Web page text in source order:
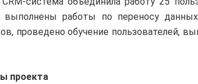
выполнены работы по переносу
проведено обучение пользователей,
проекта